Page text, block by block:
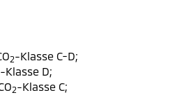
2-Klasse C-D;
-Klasse D;
2-Klasse C;